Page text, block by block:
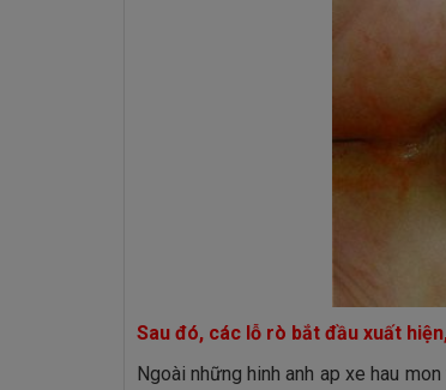
Sau đó, các lỗ rò bắt đầu xuất
Ngoài những hinh anh ap xe hau